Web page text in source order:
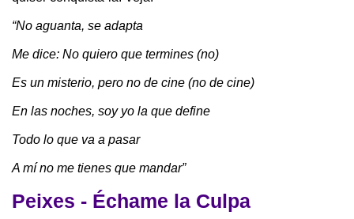
“No aguanta, se adapta
Me dice: No quiero que termines (no)
Es un misterio, pero no de cine (no de cine)
En las noches, soy yo la que define
Todo lo que va a pasar
A mí no me tienes que mandar”
Peixes - Échame la Culpa